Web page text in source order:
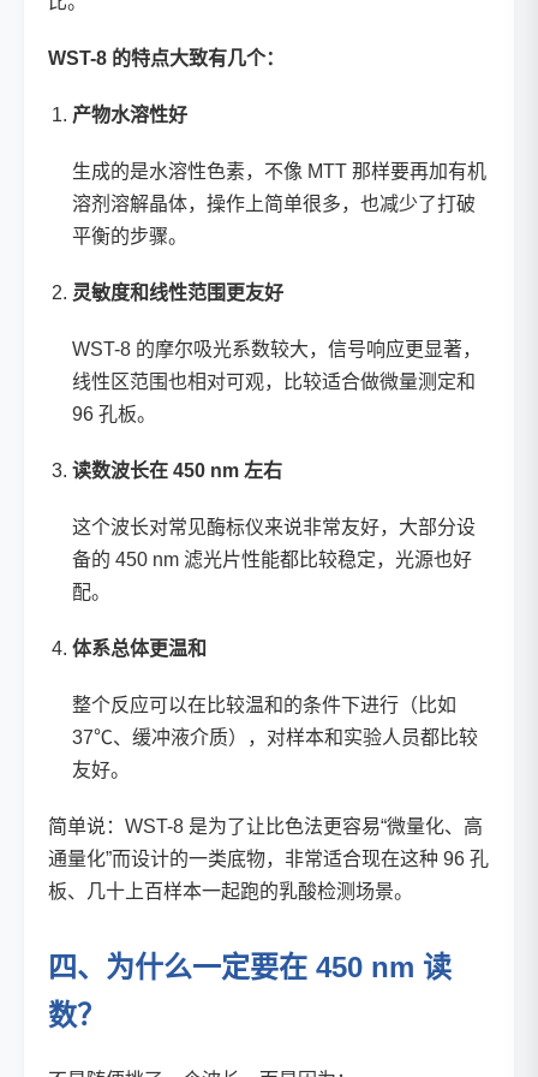
WST-8 的特点大致有几个：
产物水溶性好
生成的是水溶性色素，不像 MTT 那样要再加有机
溶剂溶解晶体，操作上简单很多，也减少了打破
平衡的步骤。
灵敏度和线性范围更友好
WST-8 的摩尔吸光系数较大，信号响应更显著，
线性区范围也相对可观，比较适合做微量测定和
96 孔板。
读数波长在 450 nm 左右
这个波长对常见酶标仪来说非常友好，大部分设
备的 450 nm 滤光片性能都比较稳定，光源也好
配。
体系总体更温和
整个反应可以在比较温和的条件下进行（比如
37℃、缓冲液介质），对样本和实验人员都比较
友好。
简单说：WST-8 是为了让比色法更容易“微量化、高
通量化”而设计的一类底物，非常适合现在这种 96 孔
板、几十上百样本一起跑的乳酸检测场景。
四、为什么一定要在 450 nm 读
数？